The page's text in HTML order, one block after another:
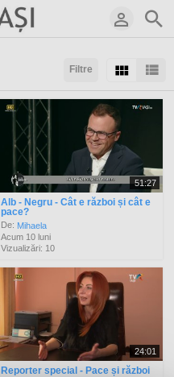
Filtre
Rezultate/pagină:
51:27
Alb - Negru - Cât e război și cât e
pace?
De: Mihaela
Acum 10 luni
Vizualizări: 10
24:01
Reporter special - Pace și război